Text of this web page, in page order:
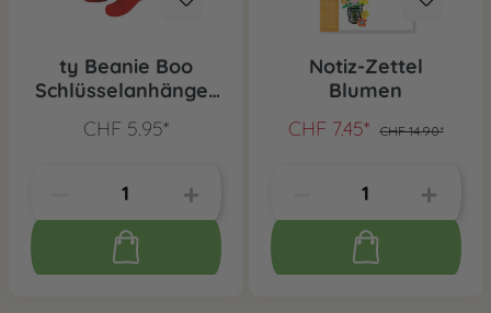
ty Beanie Boo
Schlüsselanhänger
CHF 5.95*
Notiz-Zettel
Blumen
CHF 7.45*
CHF 14.90*